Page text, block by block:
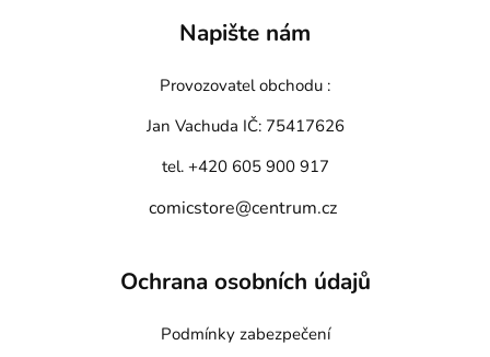
Napište nám
Provozovatel obchodu :
Jan Vachuda IČ: 75417626
tel. +420 605 900 917
comicstore@centrum.cz
Ochrana osobních údajů
Podmínky zabezpečení